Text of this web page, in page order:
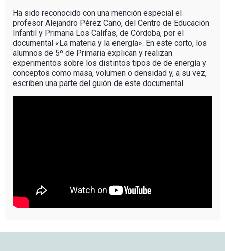
Ha sido reconocido con una mención especial el
profesor Alejandro Pérez Cano, del Centro de Educación
Infantil y Primaria Los Califas, de Córdoba, por el
documental «La materia y la energía». En este corto, los
alumnos de 5º de Primaria explican y realizan
experimentos sobre los distintos tipos de de energía y
conceptos como masa, volumen o densidad y, a su vez,
escriben una parte del guión de este documental.